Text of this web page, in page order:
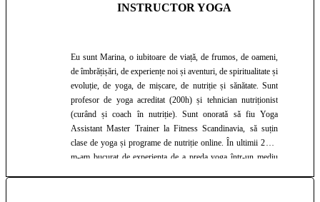
INSTRUCTOR YOGA
Eu sunt Marina, o iubitoare de viață, de frumos, de oameni,
de îmbrățișări, de experiențe noi și aventuri, de spiritualitate și
evoluție, de yoga, de mișcare, de nutriție și sănătate. Sunt
profesor de yoga acreditat (200h) și tehnician nutriționist
(curând și coach în nutriție). Sunt onorată să fiu Yoga
Assistant Master Trainer la Fitness Scandinavia, să suțin
clase de yoga și programe de nutriție online. În ultimii 2 ani
m-am bucurat de experiența de a preda yoga într-un mediu